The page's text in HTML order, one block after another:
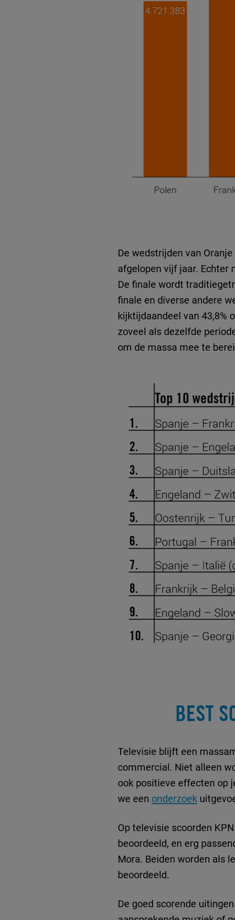
De wedstrijden van
afgelopen vijf jaar. Echter
De finale wordt
finale en diverse andere
kijktijdaandeel van 43,8%
zoveel als dezelfde
om de massa mee te
BEST
Televisie blijft een
commercial. Niet alleen
ook positieve effecten op
we een onderzoek
Op televisie scoorden
beoordeeld, en erg
Mora. Beiden worden als
beoordeeld.
De goed scorende